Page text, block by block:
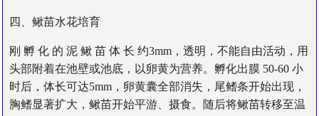
四、鳅苗水花培育
刚 孵 化 的 泥 鳅 苗 体 长 约3mm，透明，不能自由活动，用
头部附着在池壁或池底，以卵黄为营养。孵化出膜 50-60 小
时后，体长可达5mm，卵黄囊全部消失，尾鳍条开始出现，
胸鳍显著扩大，鳅苗开始平游、摄食。随后将鳅苗转移至温